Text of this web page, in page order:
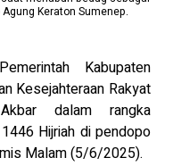
Keraton Sumenep.
Kabupaten
Kesejahteraan Rakyat
dalam rangka
Hijriah di pendopo
Malam (5/6/2025).